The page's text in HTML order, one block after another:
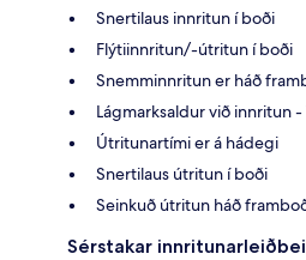
Snertilaus innritun í boði
Flýtiinnritun/-útritun í boði
Snemminnritun er háð
Lágmarksaldur við innritun -
Útritunartími er á hádegi
Snertilaus útritun í boði
Seinkuð útritun háð
Sérstakar